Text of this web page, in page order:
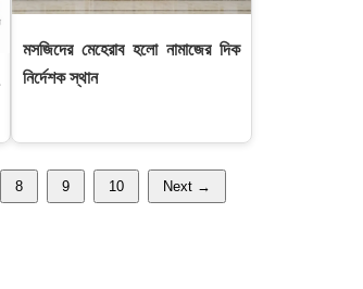
মসজিদের মেহেরাব হলো নামাজের দিক
নির্দেশক স্থান
8 9 10 Next →